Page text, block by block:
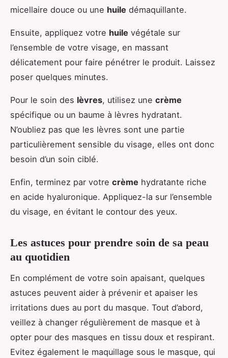
micellaire douce ou une huile démaquillante.
Ensuite, appliquez votre huile végétale sur
l’ensemble de votre visage, en massant
délicatement pour faire pénétrer le produit. Laissez
poser quelques minutes.
Pour le soin des lèvres, utilisez une crème
spécifique ou un baume à lèvres hydratant.
N’oubliez pas que les lèvres sont une partie
particulièrement sensible du visage, elles ont donc
besoin d’un soin ciblé.
Enfin, terminez par votre crème hydratante riche
en acide hyaluronique. Appliquez-la sur l’ensemble
du visage, en évitant le contour des yeux.
Les astuces pour prendre soin de sa peau
au quotidien
En complément de votre soin apaisant, quelques
astuces peuvent aider à prévenir et apaiser les
irritations dues au port du masque. Tout d’abord,
veillez à changer régulièrement de masque et à
opter pour des masques en tissu doux et respirant.
Evitez également le maquillage sous le masque, qui